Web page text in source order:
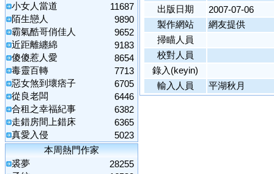
小女人當道
11687
陌生戀人
9890
霸氣酷哥俏佳人
9652
近距離纏綿
9183
傻傻惹人愛
8654
毒靈百轉
7713
惡女煞到壞痞子
6705
從良老闆
6446
合租之幸福紀事
6382
走錯房間上錯床
6365
真愛入侵
5023
本周熱門作家
裘夢
28255
出版日期
2007-07-06
製作網站
網友提供
掃瞄人員
校對人員
錄入(keyin)
輸入人員
平湖秋月